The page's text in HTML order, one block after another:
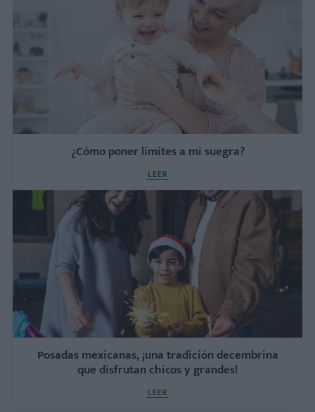
¿Cómo poner límites a mi suegra?
LEER
Posadas mexicanas, ¡una tradición decembrina
que disfrutan chicos y grandes!
LEER